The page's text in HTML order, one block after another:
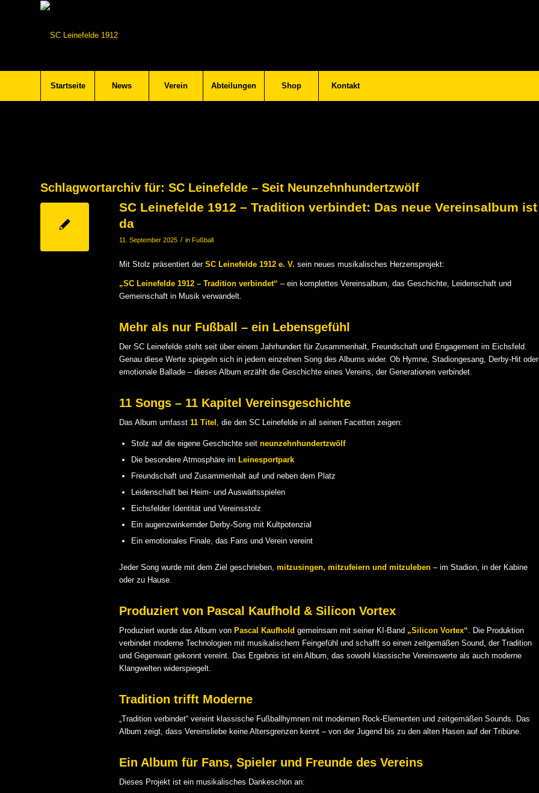
Startseite News Verein Abteilungen Shop Kontakt
Schlagwortarchiv für: SC Leinefelde – Seit Neunzehnhundertzwölf
SC Leinefelde 1912 – Tradition verbindet: Das neue Vereinsalbum ist
da
11. September 2025 / in Fußball
Mit Stolz präsentiert der SC Leinefelde 1912 e. V. sein neues musikalisches Herzensprojekt:
„SC Leinefelde 1912 – Tradition verbindet“ – ein komplettes Vereinsalbum, das Geschichte, Leidenschaft und
Gemeinschaft in Musik verwandelt.
Mehr als nur Fußball – ein Lebensgefühl
Der SC Leinefelde steht seit über einem Jahrhundert für Zusammenhalt, Freundschaft und Engagement im Eichsfeld.
Genau diese Werte spiegeln sich in jedem einzelnen Song des Albums wider. Ob Hymne, Stadiongesang, Derby-Hit oder
emotionale Ballade – dieses Album erzählt die Geschichte eines Vereins, der Generationen verbindet.
11 Songs – 11 Kapitel Vereinsgeschichte
Das Album umfasst 11 Titel , die den SC Leinefelde in all seinen Facetten zeigen:
Stolz auf die eigene Geschichte seit neunzehnhundertzwölf
Die besondere Atmosphäre im Leinesportpark
Freundschaft und Zusammenhalt auf und neben dem Platz
Leidenschaft bei Heim- und Auswärtsspielen
Eichsfelder Identität und Vereinsstolz
Ein augenzwinkernder Derby-Song mit Kultpotenzial
Ein emotionales Finale, das Fans und Verein vereint
Jeder Song wurde mit dem Ziel geschrieben, mitzusingen, mitzufeiern und mitzuleben – im Stadion, in der Kabine
oder zu Hause.
Produziert von Pascal Kaufhold & Silicon Vortex
Produziert wurde das Album von Pascal Kaufhold gemeinsam mit seiner KI-Band „Silicon Vortex“. Die Produktion
verbindet moderne Technologien mit musikalischem Feingefühl und schafft so einen zeitgemäßen Sound, der Tradition
und Gegenwart gekonnt vereint. Das Ergebnis ist ein Album, das sowohl klassische Vereinswerte als auch moderne
Klangwelten widerspiegelt.
Tradition trifft Moderne
„Tradition verbindet“ vereint klassische Fußballhymnen mit modernen Rock-Elementen und zeitgemäßen Sounds. Das
Album zeigt, dass Vereinsliebe keine Altersgrenzen kennt – von der Jugend bis zu den alten Hasen auf der Tribüne.
Ein Album für Fans, Spieler und Freunde des Vereins
Dieses Projekt ist ein musikalisches Dankeschön an: